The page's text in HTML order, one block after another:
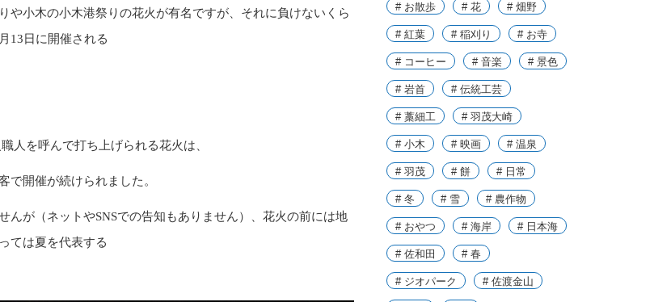
や小木の小木港祭りの花火が有名ですが、それに負けないくら
13 日に開催される
人を呼んで打ち上げられる花火は、
で開催が続けられました。
んが（ネットやSNSでの告知もありません）、花火の前には地
ては夏を代表する
# お散歩 # 花 # 畑野
# 紅葉 # 稲刈り # お寺
# コーヒー # 音楽 # 景色
# 岩首 # 伝統工芸
# 藁細工 # 羽茂大崎
# 小木 # 映画 # 温泉
# 羽茂 # 餅 # 日常
# 冬 # 雪 # 農作物
# おやつ # 海岸 # 日本海
# 佐和田 # 春
# ジオパーク # 佐渡金山